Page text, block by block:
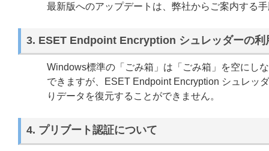
最新版へのアップデートは、弊社からご案内する
3. ESET Endpoint Encryption シュレッダーの利
Windows標準の「ごみ箱」は「ごみ箱」を空にし
できますが、ESET Endpoint Encryption シュレッ
りデータを復元することができません。
4. プリブート認証について